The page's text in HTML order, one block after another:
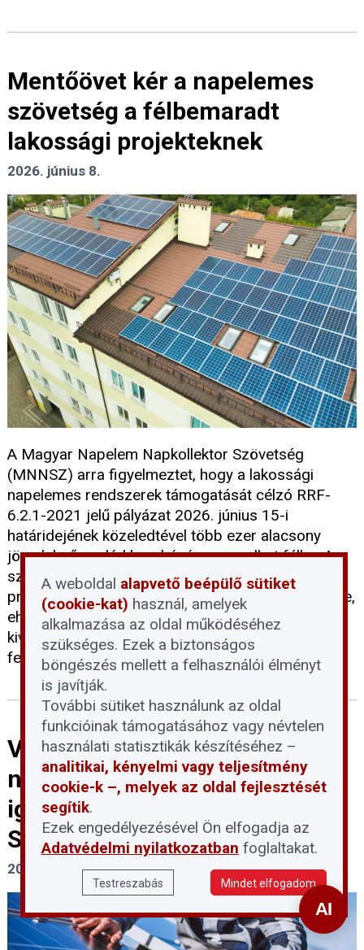
Mentőövet kér a napelemes
szövetség a félbemaradt
lakossági projekteknek
2026. június 8.
A Magyar Napelem Napkollektor Szövetség
(MNNSZ) arra figyelmeztet, hogy a lakossági
napelemes rendszerek támogatását célzó RRF-
6.2.1-2021 jelű pályázat 2026. június 15-i
határidejének közeledtével több ezer alacsony
jövedelmű család beruházása maradhat félbe. A
szövetség álláspontja szerint a megakadt
projektek túlnyomó része még megmenthető lenne,
ehhez azonban a döntéshozók részéről a
kivitelezőváltások felgyorsítására és a kifizetések
felgyorsítására van szükség.
Végső határidő a
napelemeseknek – Június 11-
ig lehet kártérítésért fordulni
Strasbourghoz
2026. június 8.
A weboldal alapvető beépülő sütiket
(cookie-kat) használ, amelyek
alkalmazása az oldal működéséhez
szükséges. Ezek a biztonságos
böngészés mellett a felhasználói élményt
is javítják.
További sütiket használunk az oldal
funkcióinak támogatásához vagy névtelen
használati statisztikák készítéséhez –
analitikai, kényelmi vagy teljesítmény
cookie-k –, melyek az oldal fejlesztését
segítik.
Ezek engedélyezésével Ön elfogadja az
Adatvédelmi nyilatkozatban foglaltakat.
Testreszabás Mindet elfogadom